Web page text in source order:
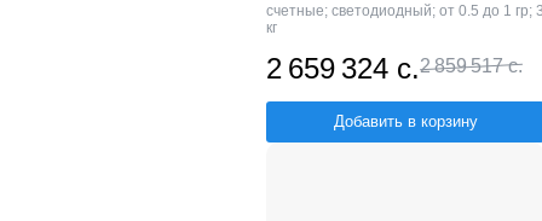
счетные; светодиодный; от 0.5 до 1 гр;
кг
2 659 324 с.2 859 517 с.
Добавить в корзину